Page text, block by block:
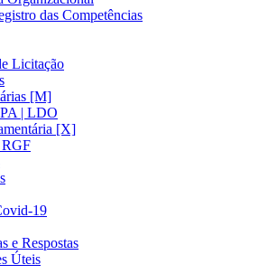
das Competências
Licitação
[M]
| LDO
[X]
19
e Respostas
Úteis